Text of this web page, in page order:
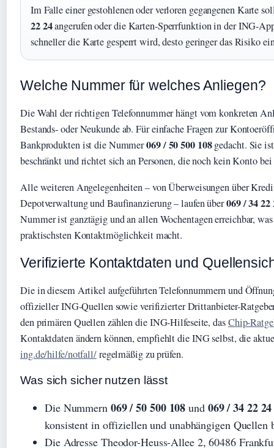
Im Falle einer gestohlenen oder verloren gegangenen Karte
22 24angerufen oder die Karten-Sperrfunktion in der ING-
schneller die Karte gesperrt wird, desto geringer das Risiko
Welche Nummer für welches Anliegen?
Die Wahl der richtigen Telefonnummer hängt vom konkreten
Bestands- oder Neukunde ab. Für einfache Fragen zur
Bankprodukten ist die Nummer069 / 50 500 108gedacht. Sie
beschränkt und richtet sich an Personen, die noch kein Konto
Alle weiteren Angelegenheiten – von Überweisungen über
Depotverwaltung und Baufinanzierung – laufen über069 / 34 22
Nummer ist ganztägig und an allen Wochentagen erreichbar,
praktischsten Kontaktmöglichkeit macht.
Verifizierte Kontaktdaten und
Die in diesem Artikel aufgeführten Telefonnummern und
offizieller ING-Quellen sowie verifizierter Drittanbieter-
den primären Quellen zählen die ING-Hilfeseite, dasChip-
Kontaktdaten ändern können, empfiehlt die ING selbst, die
ing.de/hilfe/notfall/regelmäßig zu prüfen.
Was sich sicher nutzen lässt
Die Nummern 069 / 50 500 108 und 069 / 34 22 24
konsistent in offiziellen und unabhängigen Quellen
Die Adresse Theodor-Heuss-Allee 2, 60486